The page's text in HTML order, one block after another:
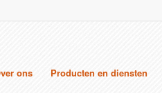
ons Producten en diensten